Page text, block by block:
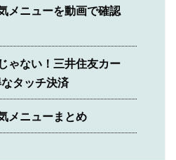
メニューを動画で確認
ゃない！三井住友カー
タッチ決済
メニューまとめ